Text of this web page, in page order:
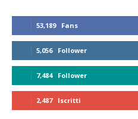
53,189 Fans
5,056 Follower
7,484 Follower
2,487 Iscritti